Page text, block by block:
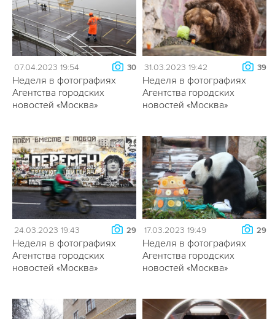
07.04.2023 19:54 30
Неделя в фотографиях
Агентства городских
новостей «Москва»
31.03.2023 19:42 39
Неделя в фотографиях
Агентства городских
новостей «Москва»
24.03.2023 19:43 29
Неделя в фотографиях
Агентства городских
новостей «Москва»
17.03.2023 19:49 29
Неделя в фотографиях
Агентства городских
новостей «Москва»